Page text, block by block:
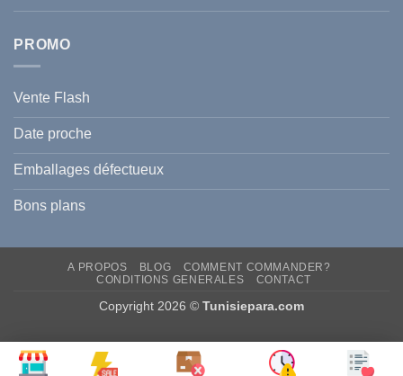
PROMO
Vente Flash
Date proche
Emballages défectueux
Bons plans
A PROPOS BLOG
COMMENT COMMANDER?
CONDITIONS GENERALES
CONTACT
Copyright 2026 © Tunisiepara.com